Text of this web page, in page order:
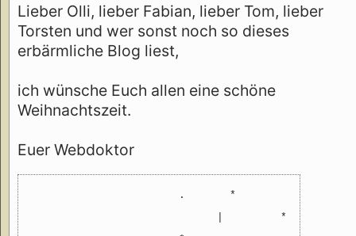
Lieber Olli, lieber Fabian, lieber Tom, lieber
Torsten und wer sonst noch so dieses
erbärmliche Blog liest,
ich wünsche Euch allen eine schöne
Weihnachtszeit.
Euer Webdoktor
                        .       *
                              |         *